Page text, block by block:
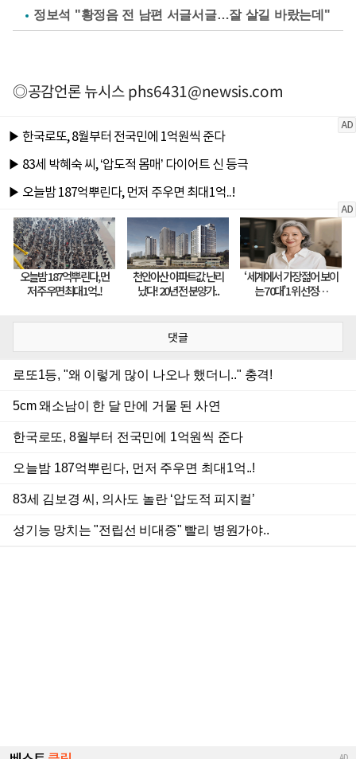
정보석 "황정음 전 남편 서글서글…잘 살길 바랐는데"
◎공감언론 뉴시스phs6431@newsis.com
댓글